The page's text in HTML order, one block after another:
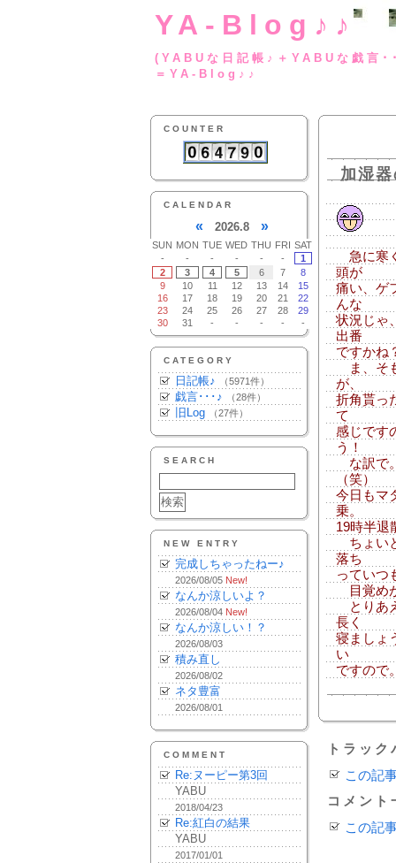
YA-Blog♪♪
(YABUな日記帳♪
＝YA-Blog♪♪
COUNTER
CALENDAR
« 2026.8 »
SUN MON TUE WED THU FRI SAT
-
- - - - -
1
2
3 4 5 6 7
8
9
10 11 12 13 14
15
16
17 18 19 20 21
22
23
24 25 26 27 28
29
30
31 - - - - -
CATEGORY
日記帳♪ （5971件）
戯言･･･♪ （28件）
旧Log （27件）
SEARCH
NEW ENTRY
完成しちゃったねー♪
2026/08/05 New!
なんか涼しいよ？
2026/08/04 New!
なんか涼しい！？
2026/08/03
積み直し
2026/08/02
ネタ豊富
2026/08/01
COMMENT
Re:ヌーピー第3回
YABU
2018/04/23
Re:紅白の結果
YABU
2017/01/01
加湿
急に寒
頭が
痛い、ゲ
んな
状況じゃ
出番
ですかね
ま、そ
が、
折角貰っ
て
感じです
う！
な訳で
（笑）
今日もマ
乗。
19時半退
ちょい
落ち
っていつ
目覚め
とりあ
長く
寝ましょ
い
ですので
トラッ
この記
コメント
この記